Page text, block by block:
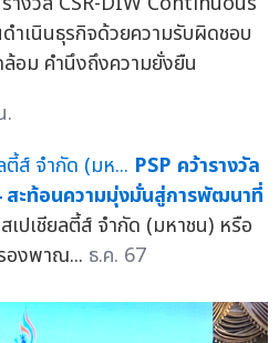
เนินธุรกิจด้วยความรับผิดชอบ
อม คำนึงถึงความยั่งยืน
.
PSP คว้ารางวัล
ะท้อนความมุ่งมั่นสู่การพัฒนาที่
ปเชียลตี้ส์ จำกัด (มหาชน) หรือ
องพาณ... ธ.ค. 67